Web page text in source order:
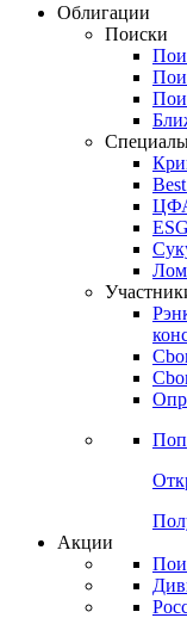
Облигации
Поиски
ESG
Акции